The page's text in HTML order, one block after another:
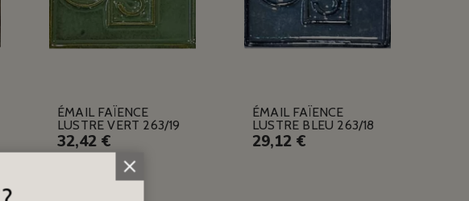
ÉMAIL FAÏENCE
LUSTRE VERT 263/19
32,42 €
ÉMAIL FAÏENCE
LUSTRE BLEU 263/18
29,12 €